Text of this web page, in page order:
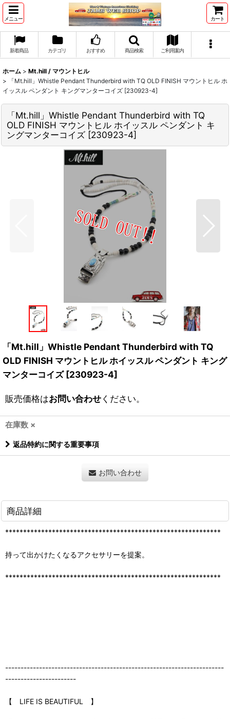
メニュー カート
新着商品 カテゴリ おすすめ 商品検索 ご利用案内
ホーム > Mt.hill / マウントヒル
>
「Mt.hill」Whistle Pendant Thunderbird with TQ OLD FINISH マウントヒル ホ
イッスル ペンダント キングマンターコイズ [230923-4]
「Mt.hill」Whistle Pendant Thunderbird with TQ
OLD FINISH マウントヒル ホイッスル ペンダント キ
ングマンターコイズ [230923-4]
「Mt.hill」Whistle Pendant Thunderbird with TQ
OLD FINISH マウントヒル ホイッスル ペンダント キング
マンターコイズ [230923-4]
販売価格はお問い合わせください。
在庫数 ×
返品特約に関する重要事項
お問い合わせ
商品詳細
************************************************************
持って出かけたくなるアクセサリーを提案。
************************************************************
-----------------------------------------------------------------------
-----------------------
【 LIFE IS BEAUTIFUL 】